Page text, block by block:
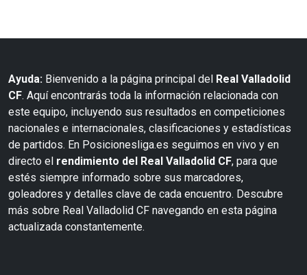
Ayuda: Bienvenido a la página principal del Real Valladolid
CF. Aquí encontrarás toda la información relacionada con
este equipo, incluyendo sus resultados en competiciones
nacionales e internacionales, clasificaciones y estadísticas
de partidos. En Posicionesliga.es seguimos en vivo y en
directo el rendimiento del Real Valladolid CF, para que
estés siempre informado sobre sus marcadores,
goleadores y detalles clave de cada encuentro. Descubre
más sobre Real Valladolid CF navegando en esta página
actualizada constantemente.